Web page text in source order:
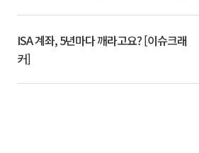
ISA 계좌, 5년마다 깨라고요? [이슈크래
커]